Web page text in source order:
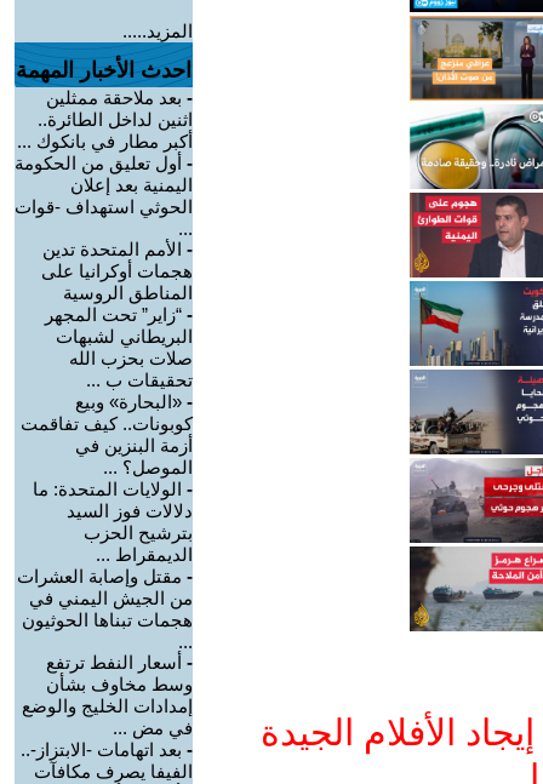
الأفلام الجيدة
المزيد.....
احدث الأخبار المهمة
- بعد ملاحقة ممثلين
اثنين لداخل الطائرة..
أكبر مطار في بانكوك ...
- أول تعليق من الحكومة
اليمنية بعد إعلان
الحوثي استهداف -قوات
...
- الأمم المتحدة تدين
هجمات أوكرانيا على
المناطق الروسية
- “زاير” تحت المجهر
البريطاني لشبهات
صلات بحزب الله
تحقيقات ب ...
- «البحارة» وبيع
كوبونات.. كيف تفاقمت
أزمة البنزين في
الموصل؟ ...
- الولايات المتحدة: ما
دلالات فوز السيد
بترشيح الحزب
الديمقراط ...
- مقتل وإصابة العشرات
من الجيش اليمني في
هجمات تبناها الحوثيون
...
- أسعار النفط ترتفع
وسط مخاوف بشأن
إمدادات الخليج والوضع
في مض ...
- بعد اتهامات -الابتزاز-..
الفيفا يصرف مكافآت